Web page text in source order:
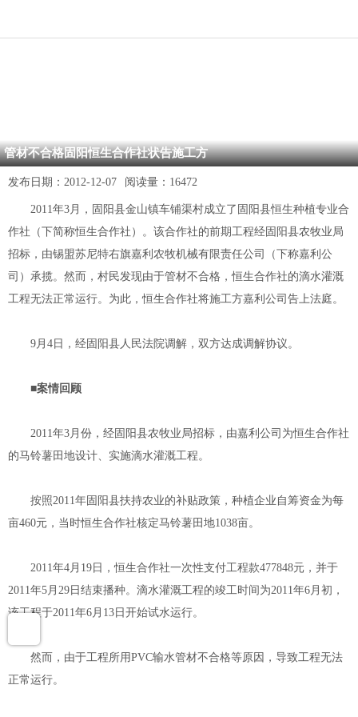
管材不合格固阳恒生合作社状告施工方
发布日期： 2012-12-07 阅读量： 16472
2011年3月，固阳县金山镇车铺渠村成立了固阳县恒生种植专业合
作社（下简称恒生合作社）。该合作社的前期工程经固阳县农牧业局
招标，由锡盟苏尼特右旗嘉利农牧机械有限责任公司（下称嘉利公
司）承揽。然而，村民发现由于管材不合格，恒生合作社的滴水灌溉
工程无法正常运行。为此，恒生合作社将施工方嘉利公司告上法庭。
9月4日，经固阳县人民法院调解，双方达成调解协议。
■案情回顾
2011年3月份，经固阳县农牧业局招标，由嘉利公司为恒生合作社
的马铃薯田地设计、实施滴水灌溉工程。
按照2011年固阳县扶持农业的补贴政策，种植企业自筹资金为每
亩460元，当时恒生合作社核定马铃薯田地1038亩。
2011年4月19日，恒生合作社一次性支付工程款477848元，并于
2011年5月29日结束播种。滴水灌溉工程的竣工时间为2011年6月初，
该工程于2011年6月13日开始试水运行。
然而，由于工程所用PVC输水管材不合格等原因，导致工程无法
正常运行。